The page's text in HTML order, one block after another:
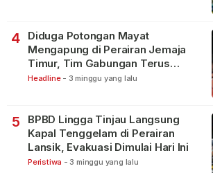
4
Diduga Potongan Mayat
Mengapung di Perairan Jemaja
Timur, Tim Gabungan Terus
Lakukan Pencarian
Headline - 3 minggu yang lalu
5
BPBD Lingga Tinjau Langsung
Kapal Tenggelam di Perairan
Lansik, Evakuasi Dimulai Hari Ini
Peristiwa - 3 minggu yang lalu